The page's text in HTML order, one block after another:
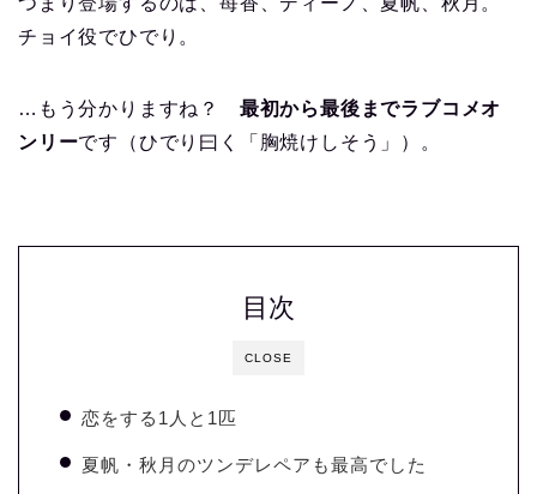
チョイ役でひでり。
…もう分かりますね？ 最初から最後までラブコメオ
ンリーです（ひでり曰く「胸焼けしそう」）。
CLOSE
目次
恋をする1人と1匹
夏帆・秋月のツンデレペアも最高でした